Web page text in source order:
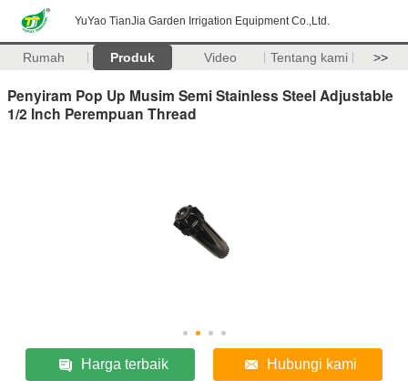
YuYao TianJia Garden Irrigation Equipment Co.,Ltd.
Rumah Produk Video Tentang kami >>
Penyiram Pop Up Musim Semi Stainless Steel Adjustable
1/2 Inch Perempuan Thread
Harga terbaik Hubungi kami